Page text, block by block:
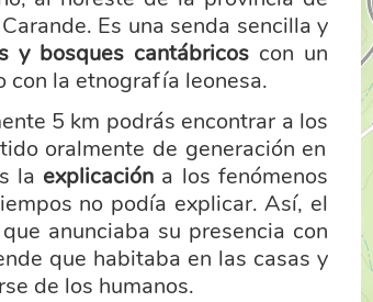
Es una senda sencilla y
y bosques cantábricos con un
la etnografía leonesa.
5 km podrás encontrar a los
oralmente de generación en
la explicación a los fenómenos
no podía explicar. Así, el
anunciaba su presencia con
que habitaba en las casas y
de los humanos.